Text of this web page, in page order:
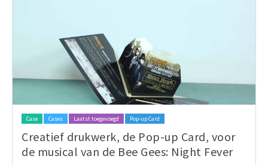
Case Cases Laatst toegevoegd Pop-up Card
Creatief drukwerk, de Pop-up Card, voor
de musical van de Bee Gees: Night Fever